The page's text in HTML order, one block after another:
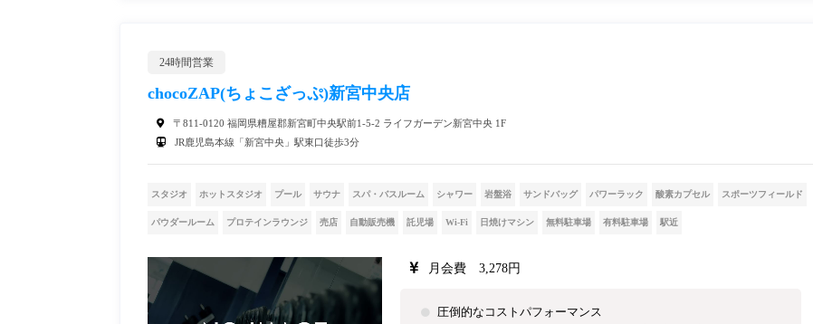
24時間営業
chocoZAP(ちょこざっぷ)新宮中央店
〒811-0120 福岡県糟屋郡新宮町中央駅前1-5-2 ライフガーデン新宮中央 1F
JR鹿児島本線「新宮中央」駅東口徒歩3分
スタジオ ホットスタジオ プール サウナ スパ・バスルーム シャワー 岩盤浴 サンドバッグ パワーラック 酸素カプセル スポーツフィールド
パウダールーム プロテインラウンジ 売店 自動販売機 託児場 Wi-Fi 日焼けマシン 無料駐車場 有料駐車場 駅近
月会費 3,278円
圧倒的なコストパフォーマンス